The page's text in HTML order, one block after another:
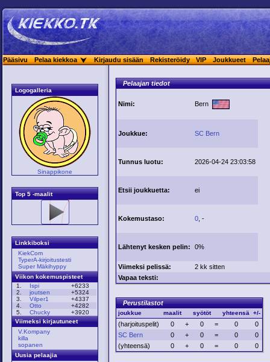
Pääsivu Pelaa kiekkoa Kirjaudu sisään Rekisteröidy VIP Joukkueet
Logogalleria
Sinappikone
Top 5 -maalit
Linkkiboksi
KiekCom
TyperA-kirjoitustesti
Super Mäkihyppy
Viikon kokemuspisteet
1.
Ispi
+6233
2.
joutsen
+5324
3.
Vilper1
+4337
4.
Otto
+4282
5.
Chucky
+3920
Viimeksi kirjautuneet
V.Kompany
killa
sopanen
Uusia pelaajia
Pelaajan tiedot
Nimi: Bern
Joukkue: SC Bern
Tunnus luotu: 2026-04-24 23:03:58
Etsii joukkuetta: ei
Kokemustaso: 0 , -
Lähtenyt kesken pelin: 0%
Viimeksi pelissä:
2 kk sitten
Vapaa teksti:
Perustilastot
joukkue maalit syötöt yhteensä +/-
(harjoituspelit) 0 + 0 = 0
0
SC Bern
0 + 0 = 0
0
(yhteensä)
0 + 0 = 0 0